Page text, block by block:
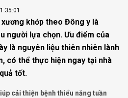
khớp theo Đông y là
người lựa chọn. Ưu điểm của
là nguyên liệu thiên nhiên lành
có thể thực hiện ngay tại nhà
tốt.
cải thiện bệnh thiểu năng tuần